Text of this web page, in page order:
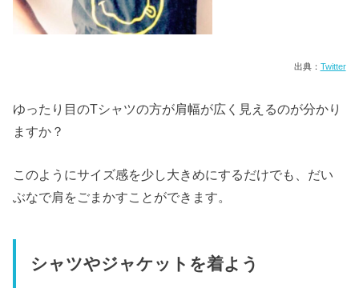
出典： Twitter
ゆったり目のTシャツの方が肩幅が広く見えるのが分かり
ますか？
このようにサイズ感を少し大きめにするだけでも、だい
ぶなで肩をごまかすことができます。
シャツやジャケットを着よう